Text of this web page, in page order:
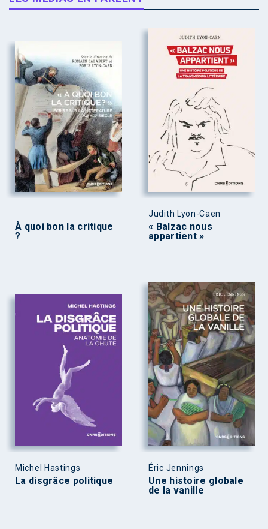
À quoi bon la critique
?
Judith Lyon-Caen
« Balzac nous
appartient »
Michel Hastings
La disgrâce politique
Éric Jennings
Une histoire globale
de la vanille